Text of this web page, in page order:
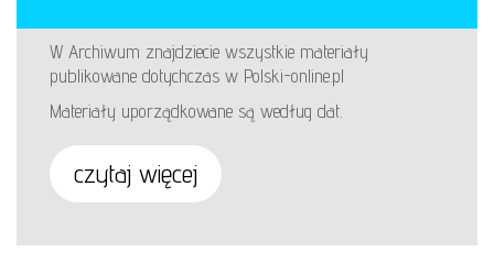
W Archiwum znajdziecie wszystkie materiały
publikowane dotychczas w Polski-online.pl
Materiały uporządkowane są według dat.
czytaj więcej